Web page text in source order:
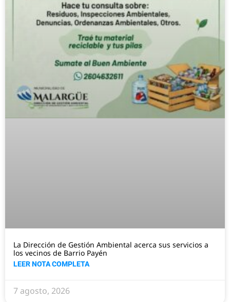
La Dirección de Gestión Ambiental acerca sus servicios a
los vecinos de Barrio Payén
LEER NOTA COMPLETA
7 agosto, 2026